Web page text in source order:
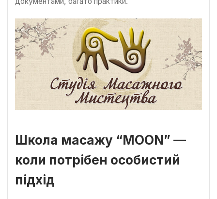
Школа масажу “MOON” —
коли потрібен особистий
підхід